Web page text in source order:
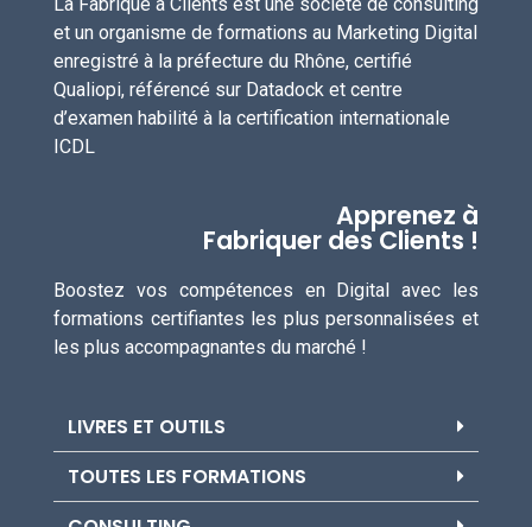
et un organisme de formations au Marketing Digital
enregistré à la préfecture du Rhône, certifié
Qualiopi, référencé sur Datadock et centre
d’examen habilité à la certification internationale
ICDL
Apprenez à
Fabriquer des Clients !
Boostez vos compétences en Digital avec les
formations certifiantes les plus personnalisées et
les plus accompagnantes du marché !
LIVRES ET OUTILS
TOUTES LES FORMATIONS